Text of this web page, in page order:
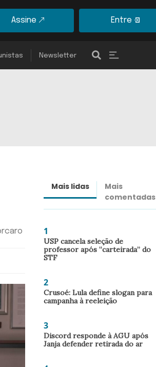
Assine Entre
Newsletter
Mais lidas
Mais
comentadas
1
USP cancela seleção de
professor após “carteirada” do
STF
2
Crusoé: Lula define slogan para
campanha à reeleição
3
Discord responde à AGU após
Janja defender retirada do ar